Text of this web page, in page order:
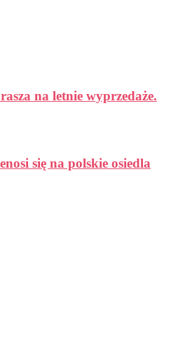
na letnie wyprzedaże.
się na polskie osiedla